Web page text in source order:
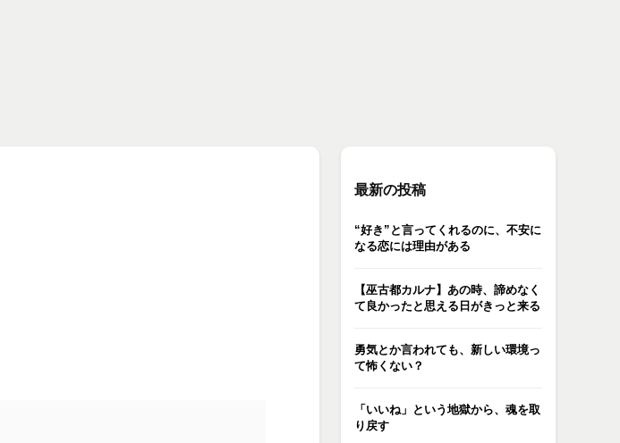
最新の投稿
“好き”と言ってくれるのに、不安に
なる恋には理由がある
【巫古都カルナ】あの時、諦めなく
て良かったと思える日がきっと来る
勇気とか言われても、新しい環境っ
て怖くない？
「いいね」という地獄から、魂を取
り戻す